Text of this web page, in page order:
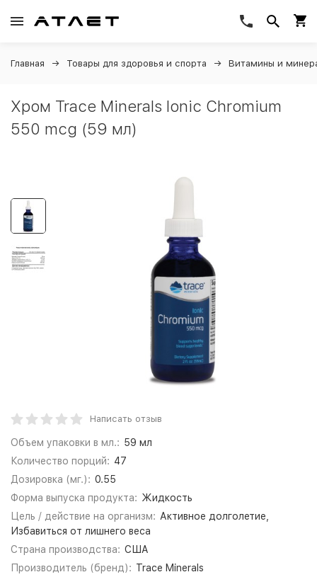
Главная Товары для здоровья и спорта Витамины и
Хром Trace Minerals Ionic Chromium
550 mcg (59 мл)
Написать отзыв
Объем упаковки в мл.: 59 мл
Количество порций: 47
Дозировка (мг.): 0.55
Форма выпуска продукта: Жидкость
Цель / действие на организм: Активное долголетие,
Избавиться от лишнего веса
Страна производства: США
Производитель (бренд): Trace Minerals